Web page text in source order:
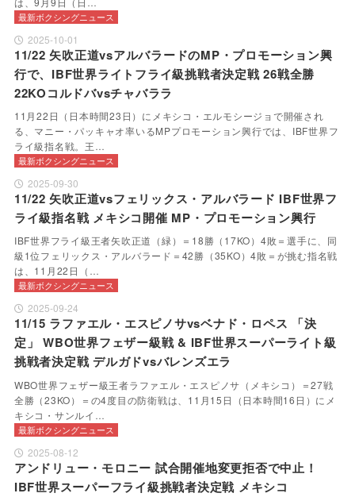
最新ボクシングニュース
2025-10-01
11/22 矢吹正道vsアルバラードのMP・プロモーション興
行で、IBF世界ライトフライ級挑戦者決定戦 26戦全勝
22KOコルドバvsチャバララ
11月22日（日本時間23日）にメキシコ・エルモシージョで開催され
る、マニー・パッキャオ率いるMPプロモーション興行では、IBF世界フ
ライ級指名戦。王…
最新ボクシングニュース
2025-09-30
11/22 矢吹正道vsフェリックス・アルバラード IBF世界フ
ライ級指名戦 メキシコ開催 MP・プロモーション興行
IBF世界フライ級王者矢吹正道（緑）＝18勝（17KO）4敗＝選手に、同
級1位フェリックス・アルバラード＝42勝（35KO）4敗＝が挑む指名戦
は、11月22日（…
最新ボクシングニュース
2025-09-24
11/15 ラファエル・エスピノサvsベナド・ロペス 「決
定」 WBO世界フェザー級戦 & IBF世界スーパーライト級
挑戦者決定戦 デルガドvsバレンズエラ
WBO世界フェザー級王者ラファエル・エスピノサ（メキシコ）＝27戦
全勝（23KO）＝の4度目の防衛戦は、11月15日（日本時間16日）にメ
キシコ・サンルイ…
最新ボクシングニュース
2025-08-12
アンドリュー・モロニー 試合開催地変更拒否で中止！
IBF世界スーパーフライ級挑戦者決定戦 メキシコ